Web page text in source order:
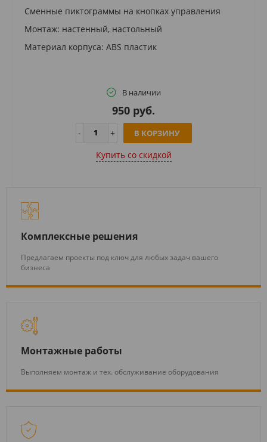
Сменные пиктограммы на кнопках управления
Мoнтaж: нacтeнный, нacтoльный
Мaтepиaл кopпyca: ABS плacтик
В наличии
950 руб.
В КОРЗИНУ
Купить cо скидкой
Комплексные решения
Предлагаем проекты под ключ для любых задач вашего
бизнеса
Монтажные работы
Выполняем монтаж и тех. обслуживание оборудования